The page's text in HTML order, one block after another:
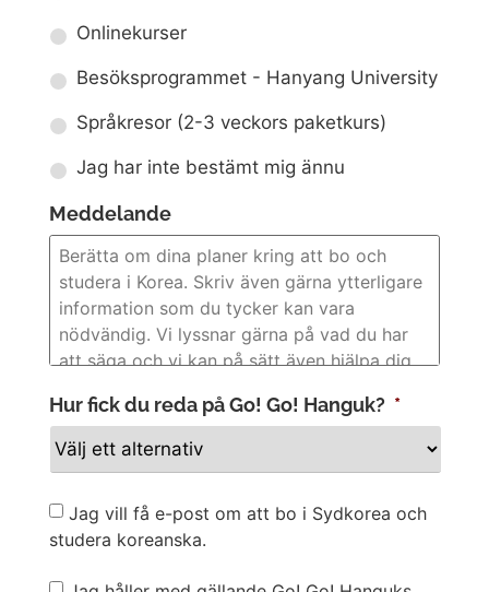
Onlinekurser
Besöksprogrammet - Hanyang University
Språkresor (2-3 veckors paketkurs)
Jag har inte bestämt mig ännu
Meddelande
Hur fick du reda på Go! Go! Hanguk? *
Newsletter
Jag vill få e-post om att bo i Sydkorea och
studera koreanska.
Privacy